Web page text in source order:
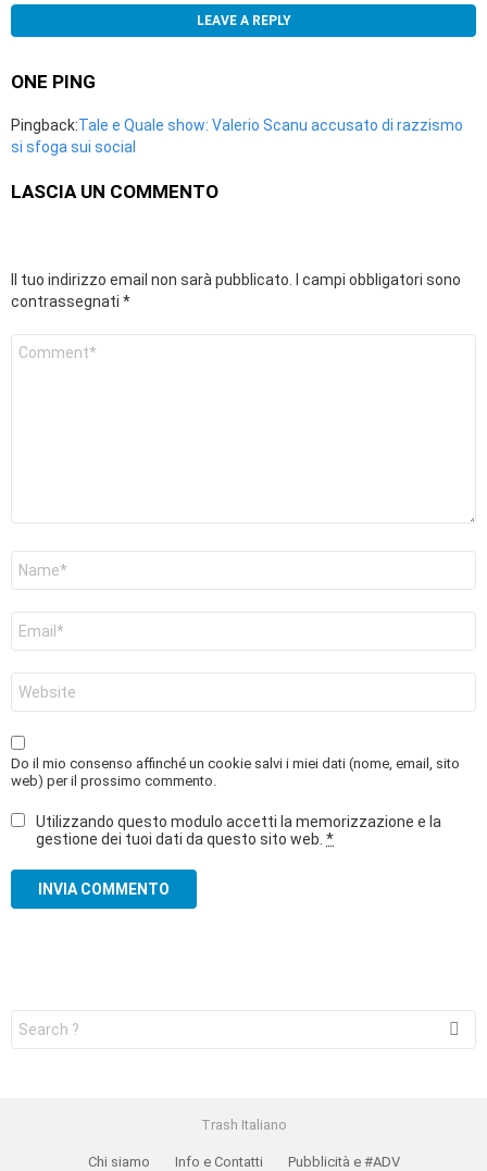
LEAVE A REPLY
ONE PING
Pingback:Tale e Quale show: Valerio Scanu accusato di razzismo
si sfoga sui social
LASCIA UN COMMENTO
Il tuo indirizzo email non sarà pubblicato.
I campi obbligatori sono
contrassegnati *
Commento
web
Do il mio consenso affinché un cookie salvi i miei dati (nome, email, sito
web) per il prossimo commento.
Utilizzando questo modulo accetti la memorizzazione e la
gestione dei tuoi dati da questo sito web. *
for:
Trash Italiano
Chi siamo Info e Contatti Pubblicità e #ADV